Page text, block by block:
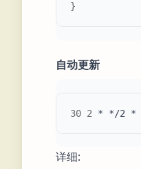
}
自动更新
30 2 * */2 *
详细: